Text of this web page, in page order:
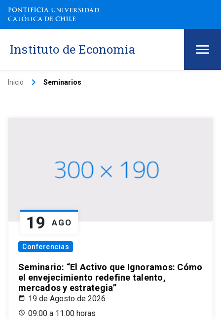
Instituto de Economía
Inicio keyboard_arrow_right Seminarios
19 AGO
Conferencias
Seminario: “El Activo que Ignoramos: Cómo
el envejecimiento redefine talento,
mercados y estrategia”
19 de Agosto de 2026
09:00 a 11:00 horas